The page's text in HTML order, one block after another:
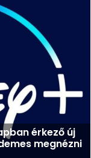
érkező új
megnézni